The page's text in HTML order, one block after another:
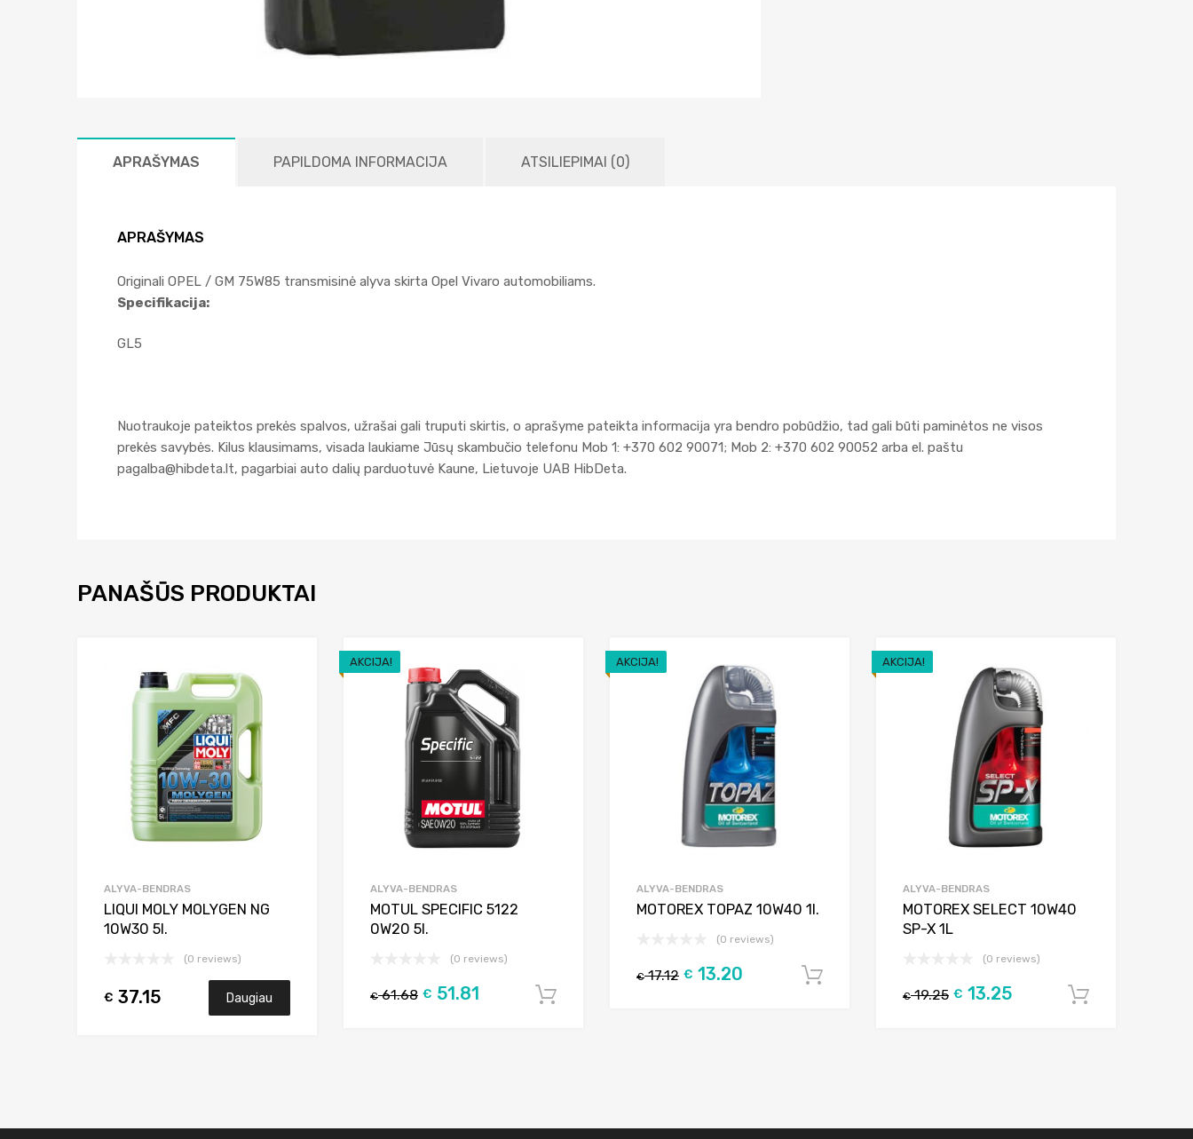
APRAŠYMAS PAPILDOMA INFORMACIJA ATSILIEPIMAI (0)
APRAŠYMAS
Originali OPEL / GM 75W85 transmisinė alyva skirta Opel Vivaro automobiliams.
Specifikacija:
GL5
Nuotraukoje pateiktos prekės spalvos, užrašai gali truputi skirtis, o aprašyme pateikta informacija yra bendro pobūdžio, tad gali būti paminėtos ne visos
prekės savybės. Kilus klausimams, visada laukiame Jūsų skambučio telefonu Mob 1: +370 602 90071; Mob 2: +370 602 90052 arba el. paštu
pagalba@hibdeta.lt, pagarbiai auto dalių parduotuvė Kaune, Lietuvoje UAB HibDeta.
PANAŠŪS PRODUKTAI
Add to Wishlist
ALYVA-BENDRAS
LIQUI MOLY MOLYGEN NG
10W30 5l.
(0 reviews)
€ 37.15 Daugiau
AKCIJA!
Add to Wishlist
ALYVA-BENDRAS
MOTUL SPECIFIC 5122
0W20 5l.
(0 reviews)
€61.68 € 51.81
AKCIJA!
Add to Wishlist
ALYVA-BENDRAS
MOTOREX TOPAZ 10W40 1l.
(0 reviews)
€17.12 € 13.20
AKCIJA!
ALYVA-BENDRAS
MOTOREX SELECT 10W40
SP-X 1L
(0 reviews)
€19.25 € 13.25